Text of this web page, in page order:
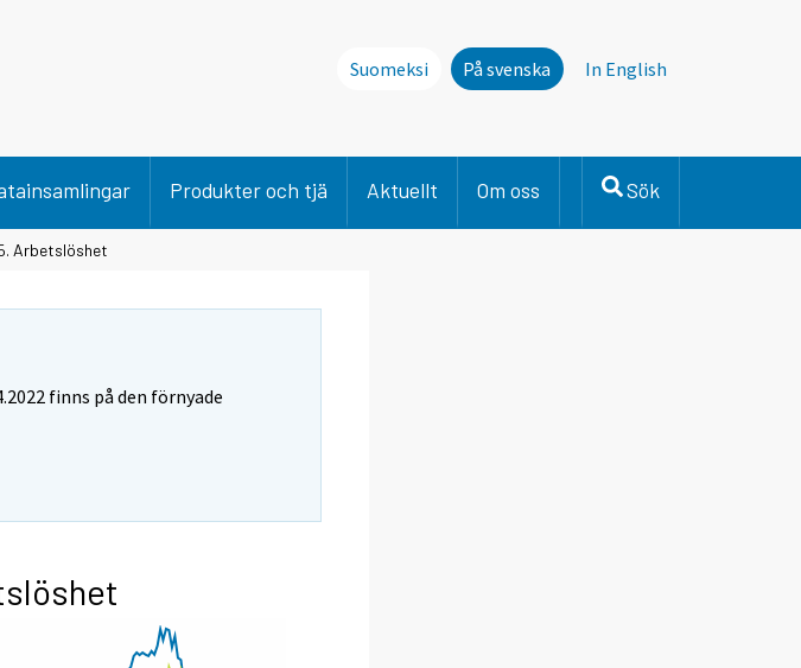
Suomeksi På svenska In English
Produkter och tjä Aktuellt Om oss Sök
Arbetslöshet
finns på den förnyade